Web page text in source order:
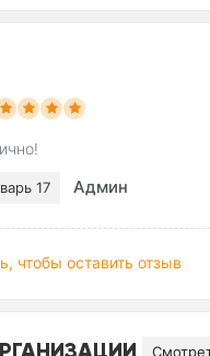
17 Админ
чтобы оставить отзыв